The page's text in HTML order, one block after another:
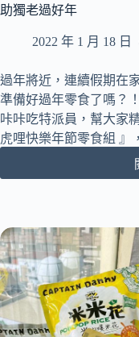
助獨老過好年
2022 年 1 月 18 日
過年將近，連續假期在
準備好過年零食了嗎？
咔咔吃特派員，幫大家
虎哩快樂年節零食組